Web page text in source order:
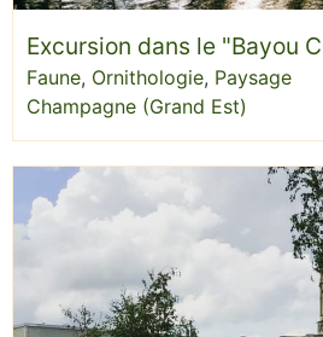
Excursion dans le "Bayou
Faune, Ornithologie, Paysage
Champagne (Grand Est)